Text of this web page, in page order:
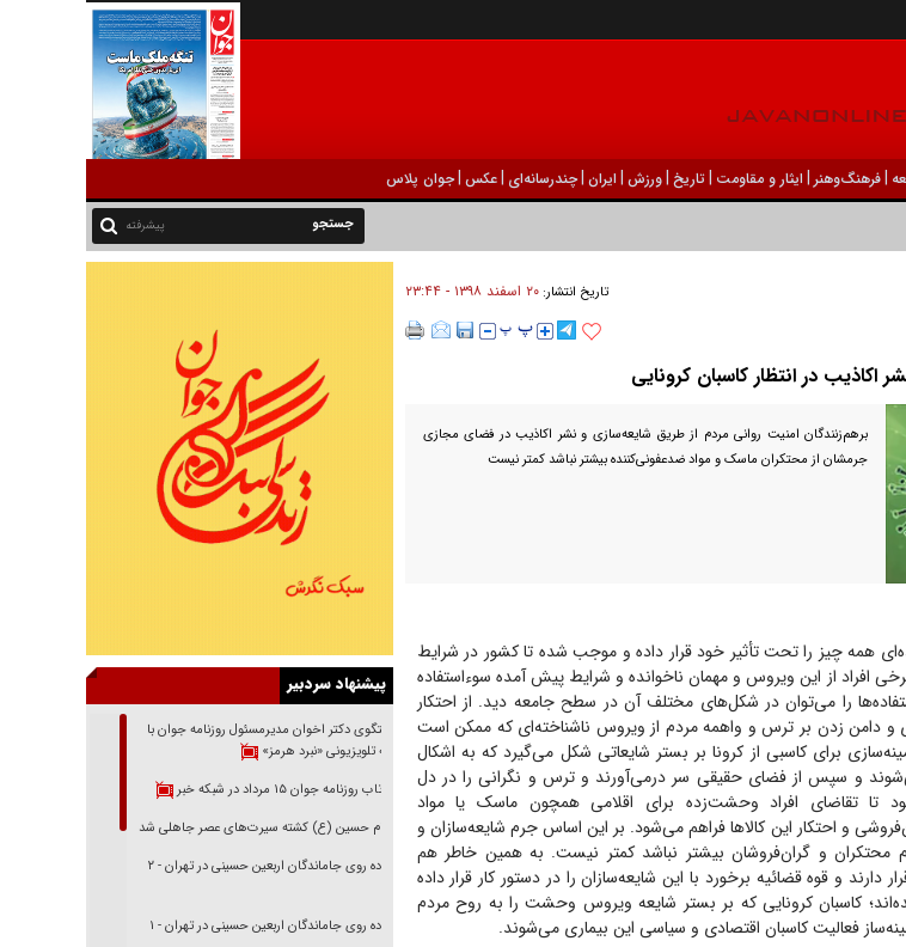
|فرهنگ‌و‌هنر | ایثار و مقاومت |تاریخ |ورزش | ايران |چندرسانه‌ای |عکس |جوان پلاس
پیشرفته
تاریخ انتشار:۲۰ اسفند ۱۳۹۸ - ۲۳:۴۴
اکاذیب در انتظار کاسبان کرونایی
برهم‌زنندگان امنیت روانی مردم از طریق شایعه‌سازی و نشر اکاذیب در فضای مجازی
جرمشان از محتکران ماسک و مواد ضدعفونی‌کننده بیشتر نباشد کمتر نیست
همه چیز را تحت تأثیر خود قرار داده و موجب شده تا کشور در شرایط
افراد از این ویروس و مهمان ناخوانده و شرایط پیش آمده سوءاستفاده
را می‌توان در شکل‌های مختلف آن در سطح جامعه دید. از احتکار
و دامن زدن بر ترس و واهمه مردم از ویروس ناشناخته‌ای که ممکن است
برای کاسبی از کرونا بر بستر شایعاتی شکل می‌گیرد که به اشکال
و سپس از فضای حقیقی سر درمی‌آورند و ترس و نگرانی را در دل
تقاضای افراد وحشت‌زده برای اقلامی همچون ماسک یا مواد
و احتکار این کالا‌ها فراهم می‌شود. بر این اساس جرم شایعه‌سازان و
محتکران و گران‌فروشان بیشتر نباشد کمتر نیست. به همین خاطر هم
دارند و قوه قضائیه برخورد با این شایعه‌سازان را در دستور کار قرار داده
کاسبان کرونایی که بر بستر شایعه ویروس وحشت را به روح مردم
فعالیت کاسبان اقتصادی و سیاسی این بیماری می‌شوند.
پیشنهاد سردبیر
گفتگوی دکتر اخوان مدیرمسئول روزنامه جوان با
برنامه تلویزیونی «نبرد هرمز»
بازتاب روزنامه جوان ۱۵ مرداد در شبکه خبر
امام حسین (ع) کشته سیرت‌های عصر جاهلی شد
پیاده روی جاماندگان اربعین حسینی در تهران - ۲
پیاده روی جاماندگان اربعین حسینی در تهران - ۱